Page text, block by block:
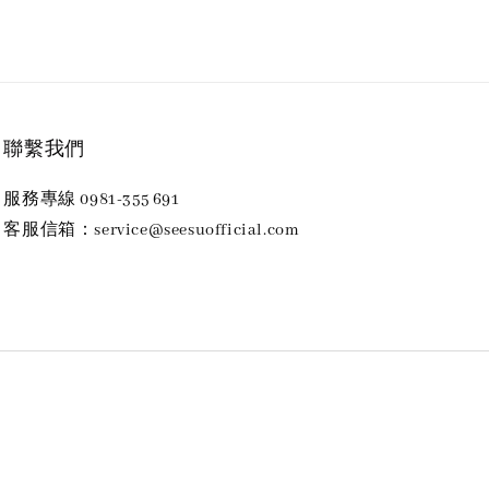
聯繫我們
服務專線 0981-355 691
客服信箱：service@seesuofficial.com